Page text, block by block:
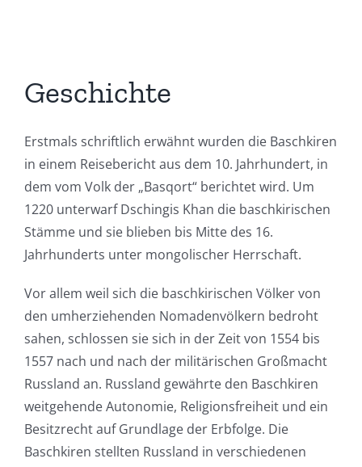
Geschichte
Erstmals schriftlich erwähnt wurden die Baschkiren
in einem Reisebericht aus dem 10. Jahrhundert, in
dem vom Volk der „Basqort“ berichtet wird. Um
1220 unterwarf Dschingis Khan die baschkirischen
Stämme und sie blieben bis Mitte des 16.
Jahrhunderts unter mongolischer Herrschaft.
Vor allem weil sich die baschkirischen Völker von
den umherziehenden Nomadenvölkern bedroht
sahen, schlossen sie sich in der Zeit von 1554 bis
1557 nach und nach der militärischen Großmacht
Russland an. Russland gewährte den Baschkiren
weitgehende Autonomie, Religionsfreiheit und ein
Besitzrecht auf Grundlage der Erbfolge. Die
Baschkiren stellten Russland in verschiedenen